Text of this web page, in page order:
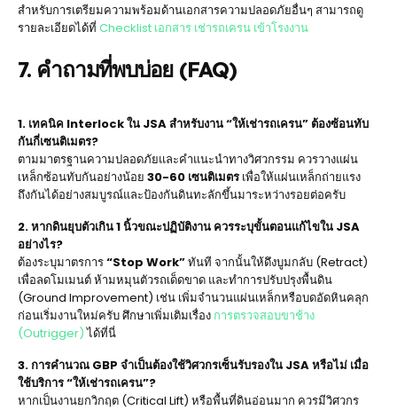
สำหรับการเตรียมความพร้อมด้านเอกสารความปลอดภัยอื่นๆ สามารถดู
รายละเอียดได้ที่ Checklist เอกสาร เช่ารถเครน เข้าโรงงาน
7. คำถามที่พบบ่อย (FAQ)
1. เทคนิค Interlock ใน JSA สำหรับงาน “ให้เช่ารถเครน” ต้องซ้อนทับ
กันกี่เซนติเมตร?
ตามมาตรฐานความปลอดภัยและคำแนะนำทางวิศวกรรม ควรวางแผ่น
เหล็กซ้อนทับกันอย่างน้อย 30-60 เซนติเมตร เพื่อให้แผ่นเหล็กถ่ายแรง
ถึงกันได้อย่างสมบูรณ์และป้องกันดินทะลักขึ้นมาระหว่างรอยต่อครับ
2. หากดินยุบตัวเกิน 1 นิ้วขณะปฏิบัติงาน ควรระบุขั้นตอนแก้ไขใน JSA
อย่างไร?
ต้องระบุมาตรการ“Stop Work”ทันที จากนั้นให้ดึงบูมกลับ (Retract)
เพื่อลดโมเมนต์ ห้ามหมุนตัวรถเด็ดขาด และทำการปรับปรุงพื้นดิน
(Ground Improvement) เช่น เพิ่มจำนวนแผ่นเหล็กหรือบดอัดหินคลุก
ก่อนเริ่มงานใหม่ครับ ศึกษาเพิ่มเติมเรื่อง การตรวจสอบขาช้าง
(Outrigger)ได้ที่นี่
3. การคำนวณ GBP จำเป็นต้องใช้วิศวกรเซ็นรับรองใน JSA หรือไม่ เมื่อ
ใช้บริการ “ให้เช่ารถเครน”?
หากเป็นงานยกวิกฤต (Critical Lift) หรือพื้นที่ดินอ่อนมาก ควรมีวิศวกร